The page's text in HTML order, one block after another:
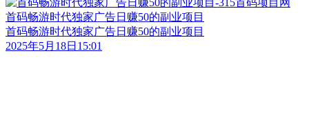
首码畅游时代独家广告日赚50的副业项目
首码畅游时代独家广告日赚50的副业项目
2025年5月18日15:01